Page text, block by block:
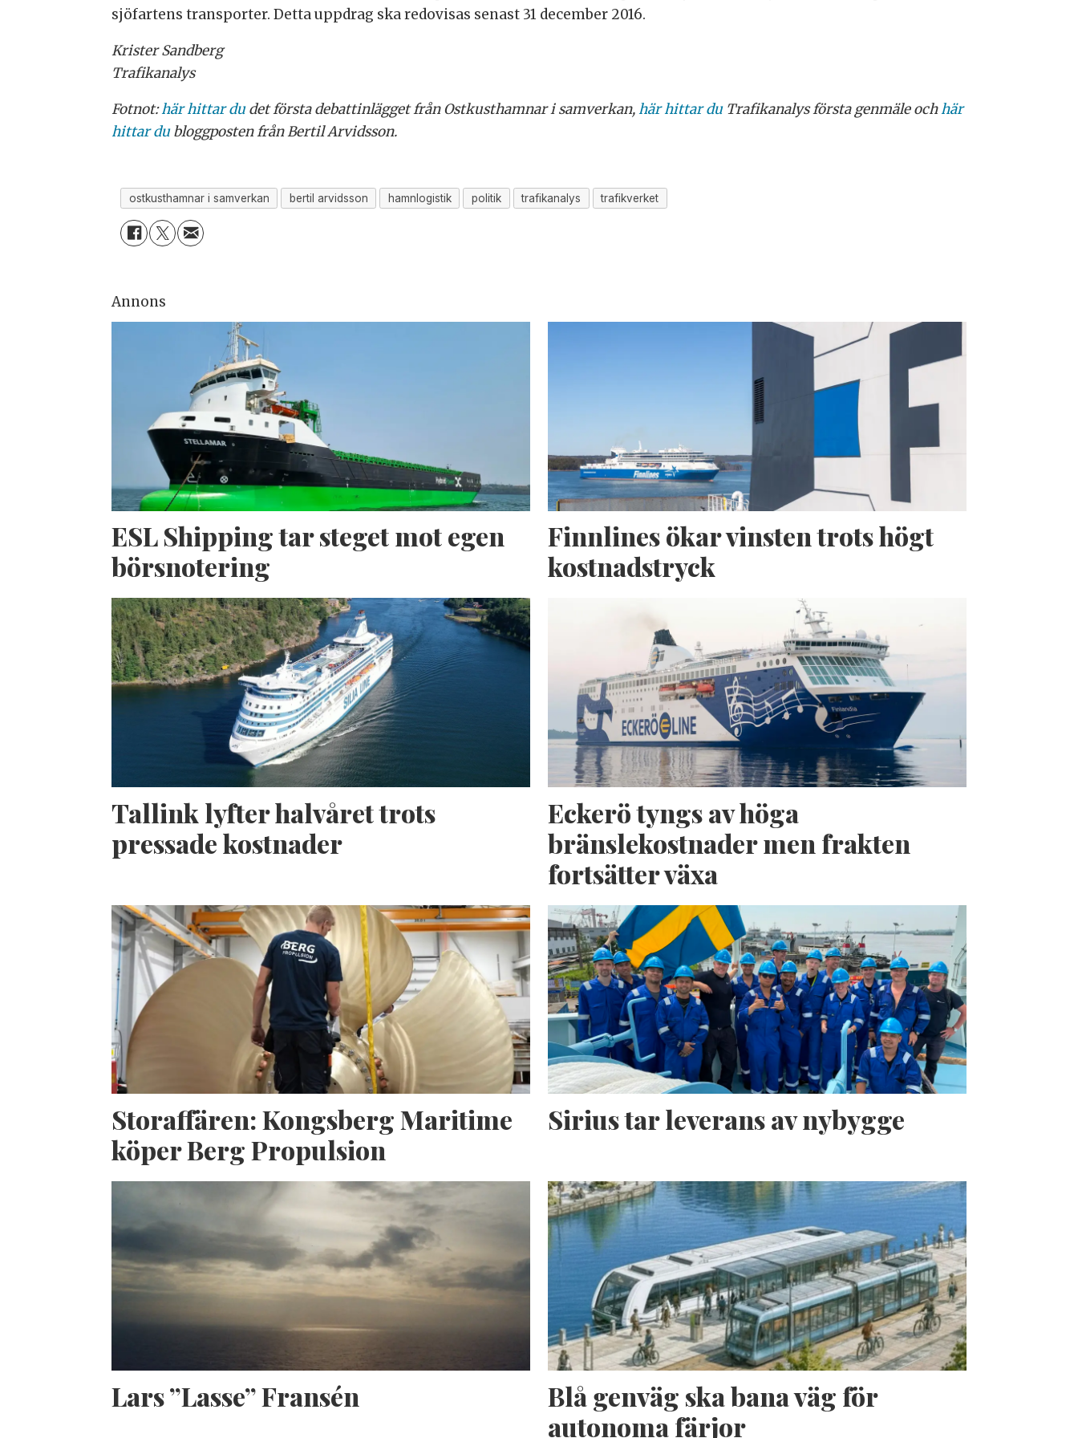
sjöfartens transporter. Detta uppdrag ska redovisas senast 31 december 2016.
Krister Sandberg
Trafikanalys
Fotnot:här hittar dudet första debattinlägget från Ostkusthamnar i samverkan,här hittar duTrafikanalys första genmäle ochhär
hittar dubloggposten från Bertil Arvidsson.
ostkusthamnar i samverkan bertil arvidsson hamnlogistik politik trafikanalys trafikverket
Annons
ESL Shipping tar steget mot egen
börsnotering
Finnlines ökar vinsten trots högt
kostnadstryck
Tallink lyfter halvåret trots
pressade kostnader
Eckerö tyngs av höga
bränslekostnader men frakten
fortsätter växa
Storaffären: Kongsberg Maritime
köper Berg Propulsion
Sirius tar leverans av nybygge
Lars ”Lasse” Fransén
Blå genväg ska bana väg för
autonoma färjor